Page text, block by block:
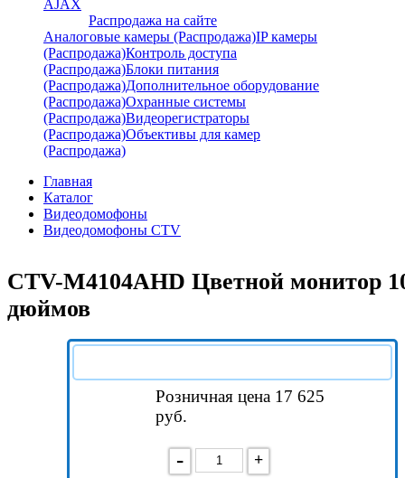
AJAX
Распродажа на сайте
Аналоговые камеры (Распродажа)IP камеры
(Распродажа)Контроль доступа
(Распродажа)Блоки питания
(Распродажа)Дополнительное оборудование
(Распродажа)Охранные системы
(Распродажа)Видеорегистраторы
(Распродажа)Объективы для камер
(Распродажа)
Главная
Каталог
Видеодомофоны
Видеодомофоны CTV
CTV-M4104AHD Цветной монитор
дюймов
Розничная цена 17 625
руб.
- +